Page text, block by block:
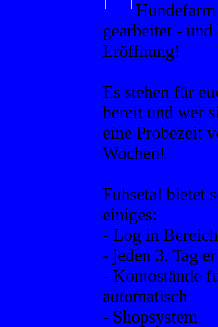
gearbeitet -
Eröffnung!
Es stehen für
bereit und wer
eine Probezeit
Wochen!
Fuhsetal bietet
einiges:
- Log in Bereich
- jeden 3. Tag
- Kontostände
automatisch
- Shopsystem